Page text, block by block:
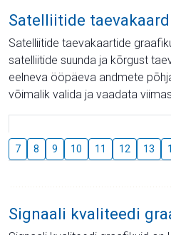
Satelliitide
Satelliitide taevakaartide
satelliitide suunda ja kõrgust
eelneva ööpäeva andmete
võimalik valida ja vaadata
7 8 9 10 11 12 13
Signaali kvaliteedi